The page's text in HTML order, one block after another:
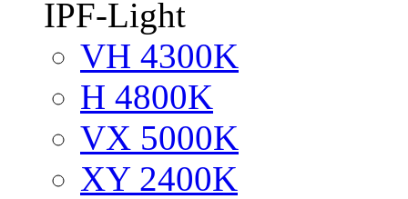
IPF-Light
VH 4300K
H 4800K
VX 5000K
XY 2400K